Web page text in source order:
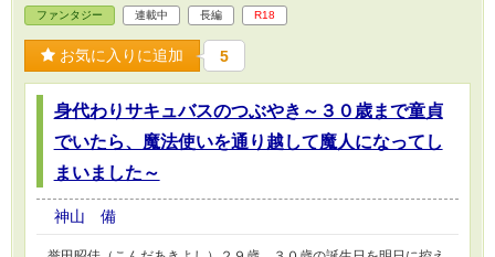
ファンタジー 連載中 長編 R18
お気に入りに追加 5
身代わりサキュバスのつぶやき～３０歳まで童貞
でいたら、魔法使いを通り越して魔人になってし
まいました～
神山 備